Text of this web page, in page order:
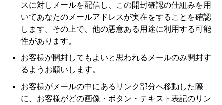
スに対しメールを配信し、この開封確認の仕組みを用
いてあなたのメールアドレスが実在をすることを確認
します。その上で、他の悪意ある用途に利用する可能
性があります。
お客様が開封してもよいと思われるメールのみ開封す
るようお願いします。
お客様がメールの中にあるリンク部分へ移動した際
に、お客様がどの画像・ボタン・テキスト表記のリン